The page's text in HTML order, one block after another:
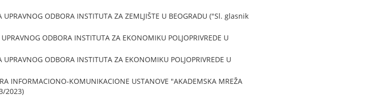
UPRAVNOG ODBORA INSTITUTA ZA ZEMLJIŠTE U BEOGRADU ("Sl. glasnik
ODBORA INSTITUTA ZA EKONOMIKU POLJOPRIVREDE U
ODBORA INSTITUTA ZA EKONOMIKU POLJOPRIVREDE U
INFORMACIONO-KOMUNIKACIONE USTANOVE "AKADEMSKA MREŽA
2023)